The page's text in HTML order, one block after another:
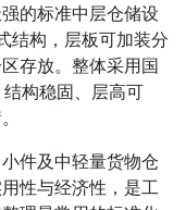
的标准中层仓储设
结构，层板可加装分
存放。整体采用国
构稳固、层高可
件及中轻量货物仓
性与经济性，是工